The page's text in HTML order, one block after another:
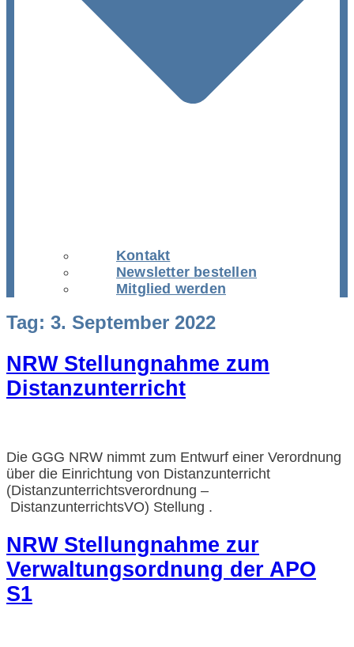
Kontakt
Newsletter bestellen
Mitglied werden
Tag: 3. September 2022
NRW Stellungnahme zum
Distanzunterricht
Die GGG NRW nimmt zum Entwurf einer Verordnung
über die Einrichtung von Distanzunterricht
(Distanzunterrichtsverordnung –
DistanzunterrichtsVO) Stellung .
NRW Stellungnahme zur
Verwaltungsordnung der APO
S1